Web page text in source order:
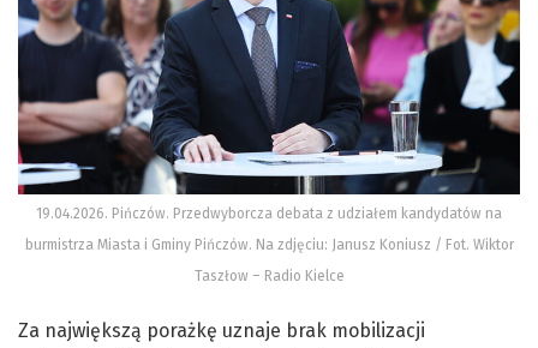
19.04.2026. Pińczów. Przedwyborcza debata z udziałem kandydatów na
burmistrza Miasta i Gminy Pińczów. Na zdjęciu: Janusz Koniusz / Fot. Wiktor
Taszłow – Radio Kielce
Za największą porażkę uznaje brak mobilizacji